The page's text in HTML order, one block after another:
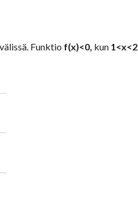
Funktio f(x)<0, kun 1<x<2